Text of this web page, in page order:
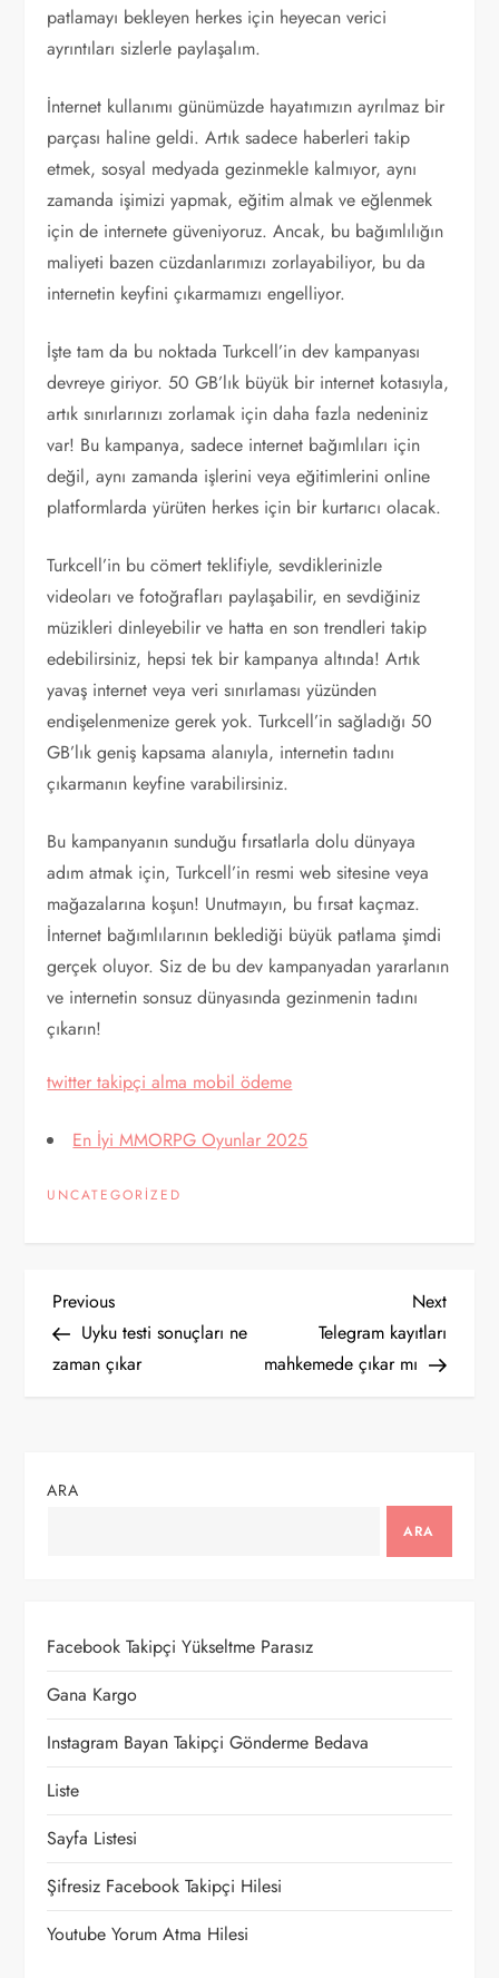
patlamayı bekleyen herkes için heyecan verici
ayrıntıları sizlerle paylaşalım.
İnternet kullanımı günümüzde hayatımızın ayrılmaz bir
parçası haline geldi. Artık sadece haberleri takip
etmek, sosyal medyada gezinmekle kalmıyor, aynı
zamanda işimizi yapmak, eğitim almak ve eğlenmek
için de internete güveniyoruz. Ancak, bu bağımlılığın
maliyeti bazen cüzdanlarımızı zorlayabiliyor, bu da
internetin keyfini çıkarmamızı engelliyor.
İşte tam da bu noktada Turkcell’in dev kampanyası
devreye giriyor. 50 GB’lık büyük bir internet kotasıyla,
artık sınırlarınızı zorlamak için daha fazla nedeniniz
var! Bu kampanya, sadece internet bağımlıları için
değil, aynı zamanda işlerini veya eğitimlerini online
platformlarda yürüten herkes için bir kurtarıcı olacak.
Turkcell’in bu cömert teklifiyle, sevdiklerinizle
videoları ve fotoğrafları paylaşabilir, en sevdiğiniz
müzikleri dinleyebilir ve hatta en son trendleri takip
edebilirsiniz, hepsi tek bir kampanya altında! Artık
yavaş internet veya veri sınırlaması yüzünden
endişelenmenize gerek yok. Turkcell’in sağladığı 50
GB’lık geniş kapsama alanıyla, internetin tadını
çıkarmanın keyfine varabilirsiniz.
Bu kampanyanın sunduğu fırsatlarla dolu dünyaya
adım atmak için, Turkcell’in resmi web sitesine veya
mağazalarına koşun! Unutmayın, bu fırsat kaçmaz.
İnternet bağımlılarının beklediği büyük patlama şimdi
gerçek oluyor. Siz de bu dev kampanyadan yararlanın
ve internetin sonsuz dünyasında gezinmenin tadını
çıkarın!
twitter takipçi alma mobil ödeme
En İyi MMORPG Oyunlar 2025
UNCATEGORIZED
Y
a
z
i
n
m
e
s
i
Previous
Post
Previous
Uyku testi sonuçları ne
zaman çıkar
Next
Post
Next
Telegram kayıtları
mahkemede çıkar mı
ARA
ARA
Facebook Takipçi Yükseltme Parasız
Gana Kargo
Instagram Bayan Takipçi Gönderme Bedava
Liste
Sayfa Listesi
Şifresiz Facebook Takipçi Hilesi
Youtube Yorum Atma Hilesi